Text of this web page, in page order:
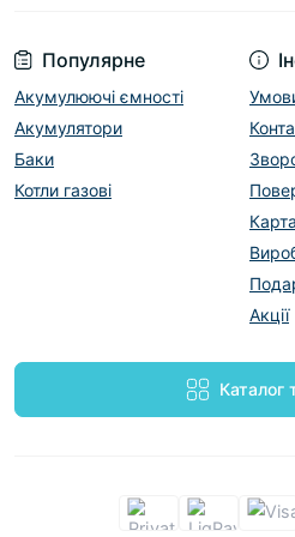
У нашому каталозі
оригінальна
продукцію німецького
гарантію.
У нас можна оформити
в будь-який регіон
самовивозу в місті Харків.
Популярне
Акумулюючі ємності
Акумулятори
Баки
Котли газові
Акції
Каталог